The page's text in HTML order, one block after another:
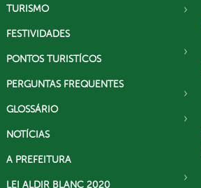
TURISMO
FESTIVIDADES
PONTOS TURISTÍCOS
PERGUNTAS FREQUENTES
GLOSSÁRIO
NOTÍCIAS
A PREFEITURA
LEI ALDIR BLANC 2020